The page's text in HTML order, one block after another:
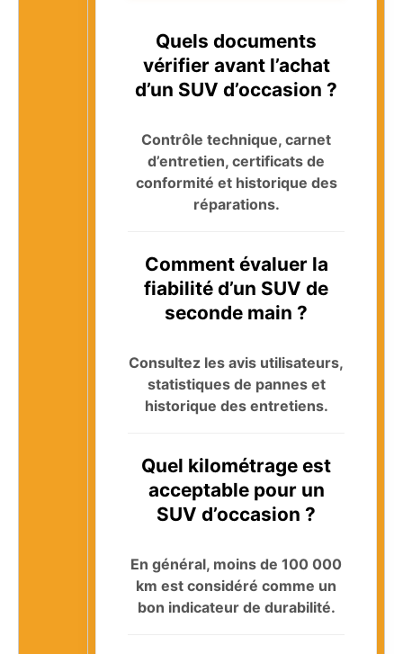
Quels documents
vérifier avant l’achat
d’un SUV d’occasion ?
Contrôle technique, carnet
d’entretien, certificats de
conformité et historique des
réparations.
Comment évaluer la
fiabilité d’un SUV de
seconde main ?
Consultez les avis utilisateurs,
statistiques de pannes et
historique des entretiens.
Quel kilométrage est
acceptable pour un
SUV d’occasion ?
En général, moins de 100 000
km est considéré comme un
bon indicateur de durabilité.